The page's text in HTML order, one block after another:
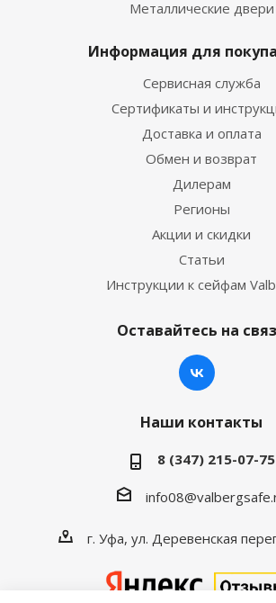
Металлические двери
Информация для
Сервисная служба
Сертификаты и
Доставка и оплата
Обмен и возврат
Дилерам
Регионы
Акции и скидки
Статьи
Инструкции к сейфам
Оставайтесь на
Наши контакты
8 (347) 215-07-75
г. Уфа, ул. Деревенская